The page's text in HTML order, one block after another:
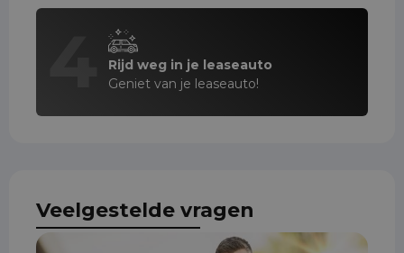
Rijd weg in je leaseauto
Geniet van je leaseauto!
Veelgestelde vragen